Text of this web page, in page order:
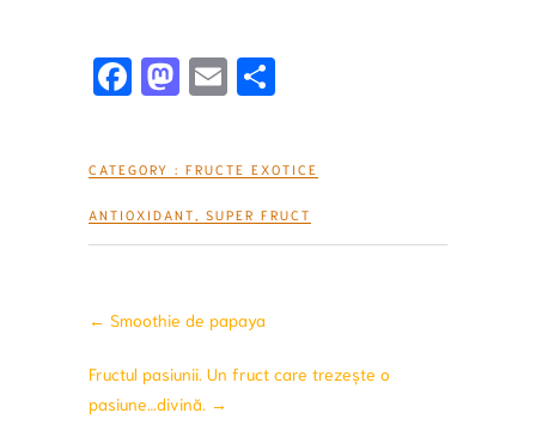
Fa
b
o
o
M
st
o
d
n
E
ai
l
ar
e
CATEGORY : FRUCTE EXOTICE
ANTIOXIDANT , SUPER FRUCT
← Smoothie de papaya
Fructul pasiunii. Un fruct care trezește o
pasiune…divină. →